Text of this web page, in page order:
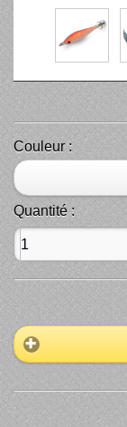
Couleur :
Quantité :